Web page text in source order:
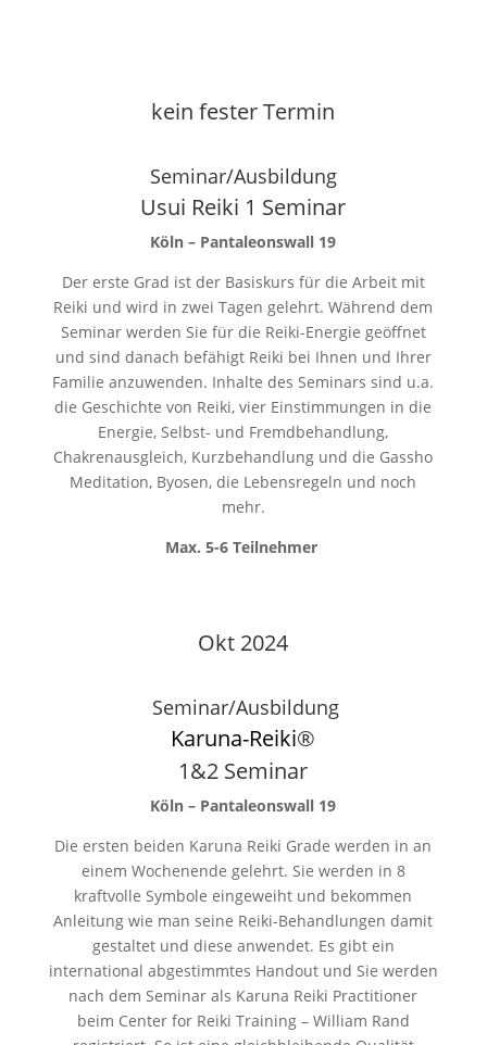
kein fester Termin
Seminar/Ausbildung
Usui Reiki 1 Seminar
Köln – Pantaleonswall 19
Der erste Grad ist der Basiskurs für die Arbeit mit
Reiki und wird in zwei Tagen gelehrt. Während dem
Seminar werden Sie für die Reiki-Energie geöffnet
und sind danach befähigt Reiki bei Ihnen und Ihrer
Familie anzuwenden. Inhalte des Seminars sind u.a.
die Geschichte von Reiki, vier Einstimmungen in die
Energie, Selbst- und Fremdbehandlung,
Chakrenausgleich, Kurzbehandlung und die Gassho
Meditation, Byosen, die Lebensregeln und noch
mehr.
Max. 5-6 Teilnehmer
Okt 2024
Seminar/Ausbildung
Karuna-Reiki®
1&2 Seminar
Köln – Pantaleonswall 19
Die ersten beiden Karuna Reiki Grade werden in an
einem Wochenende gelehrt. Sie werden in 8
kraftvolle Symbole eingeweiht und bekommen
Anleitung wie man seine Reiki-Behandlungen damit
gestaltet und diese anwendet. Es gibt ein
international abgestimmtes Handout und Sie werden
nach dem Seminar als Karuna Reiki Practitioner
beim Center for Reiki Training – William Rand